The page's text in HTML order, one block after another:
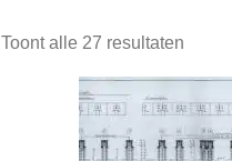
Toont alle 27 resultaten